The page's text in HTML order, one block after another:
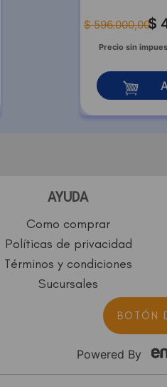
$ 596.000,00$
Precio sin
AYUDA
Como comprar
Políticas de privacidad
Términos y condiciones
Sucursales
BOTÓN
Powered By